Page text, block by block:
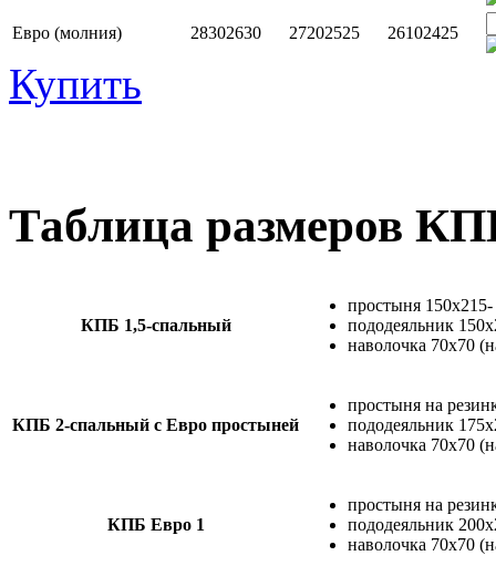
Евро (молния) 28302630 27202525 26102425
Купить
Таблица размеров
КПБ 1,5-спальный
простыня
пододеяльник
наволочка 70х70
КПБ 2-спальный с Евро простыней
простыня на
пододеяльник
наволочка 70х70
КПБ Евро 1
простыня на
пододеяльник
наволочка 70х70